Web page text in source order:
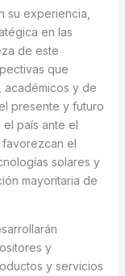
su experiencia,
en las
de este
que
académicos y de
presente y futuro
el país ante el
el
solares y
mayoritaria de
y
y servicios